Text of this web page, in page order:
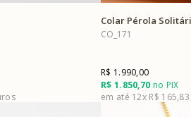
Colar Pérola
CO_171
R$ 1.850,70 no PIX
R$ 1.990,00
12x R$ 165,83